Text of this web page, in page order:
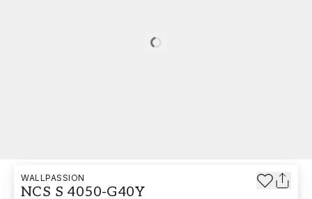
WALLPASSION
NCS S 4050-G40Y